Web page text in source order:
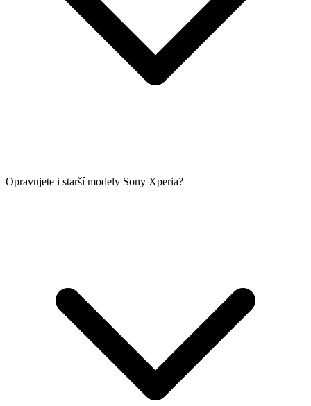
Opravujete i starší modely Sony Xperia?